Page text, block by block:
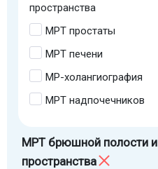
пространства
МРТ простаты
МРТ печени
МР-холангиография
МРТ надпочечников
МРТ брюшной полости
пространства